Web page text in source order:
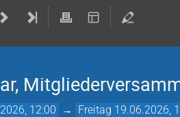
12:00 → Freitag 19.06.2026,